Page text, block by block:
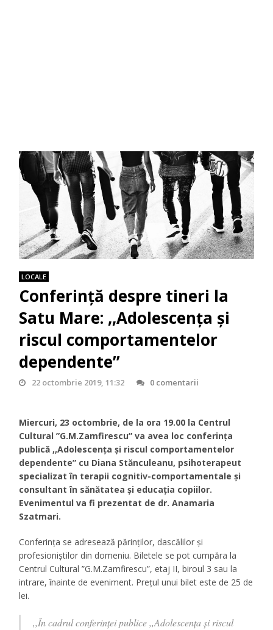
LOCALE
Conferință despre tineri la
Satu Mare: ,,Adolescența și
riscul comportamentelor
dependente”
22 octombrie 2019, 11:32 0 comentarii
Miercuri, 23 octombrie, de la ora 19.00 la Centrul
Cultural ”G.M.Zamfirescu” va avea loc conferința
publică ,,Adolescența și riscul comportamentelor
dependente” cu Diana Stănculeanu, psihoterapeut
specializat în terapii cognitiv-comportamentale și
consultant în sănătatea și educația copiilor.
Evenimentul va fi prezentat de dr. Anamaria
Szatmari.
Conferința se adresează părinților, dascălilor și
profesioniștilor din domeniu. Biletele se pot cumpăra la
Centrul Cultural ”G.M.Zamfirescu”, etaj II, biroul 3 sau la
intrare, înainte de eveniment. Prețul unui bilet este de 25 de
lei.
,,În cadrul conferinței publice ,,Adolescența și riscul